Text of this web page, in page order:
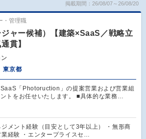
掲載期間：26/08/07～26/08/20
・管理職
ャー候補）【建築×SaaS／戦略立
貫】
東京都
「Photoruction」の提案営業および営業組
トをお任せいたします。 ■具体的な業務…
ジメント経験（目安として3年以上） ・無形商
業経験 ・エンタープライスセ…